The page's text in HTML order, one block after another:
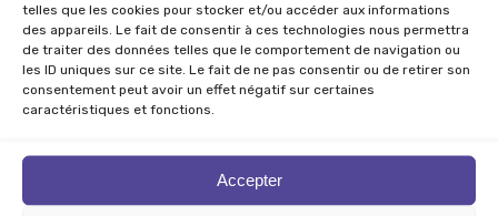
telles que les cookies pour stocker et/ou accéder aux informations
des appareils. Le fait de consentir à ces technologies nous permettra
de traiter des données telles que le comportement de navigation ou
les ID uniques sur ce site. Le fait de ne pas consentir ou de retirer son
consentement peut avoir un effet négatif sur certaines
caractéristiques et fonctions.
Accepter
Accueil
Nos projets
Nos services
Les tendances
Notre équipe